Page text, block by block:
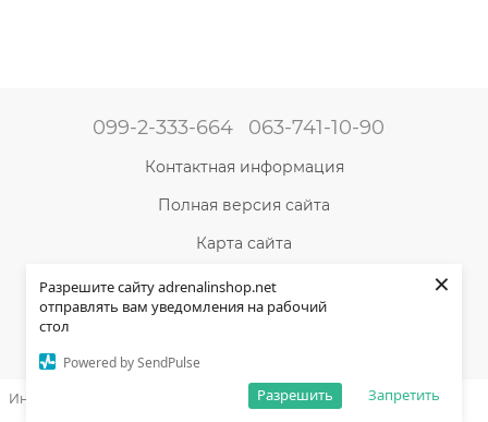
Разрешите сайту adrenalinshop.net
отправлять вам уведомления на рабочий
стол
Powered by SendPulse
Запретить
Разрешить
×
099-2-333-664 063-741-10-90
Контактная информация
Полная версия сайта
Карта сайта
©2004-2024 Адреналин –магазин туристического
снаряжения и товаров для активного отдыха
Интернет-магазин создан с Хорошоп